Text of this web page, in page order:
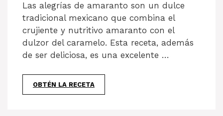
Las alegrías de amaranto son un dulce
tradicional mexicano que combina el
crujiente y nutritivo amaranto con el
dulzor del caramelo. Esta receta, además
de ser deliciosa, es una excelente …
OBTÉN LA RECETA